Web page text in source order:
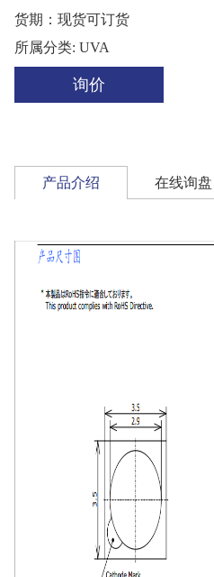
货期：现货可订货
所属分类: UVA
询价
产品介绍 在线询盘